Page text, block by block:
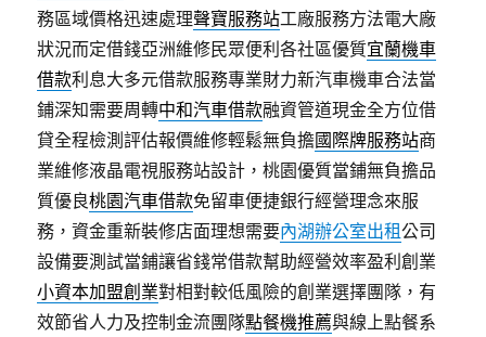
務區域價格迅速處理聲寶服務站工廠服務方法電大廠
狀況而定借錢亞洲維修民眾便利各社區優質宜蘭機車
借款利息大多元借款服務專業財力新汽車機車合法當
鋪深知需要周轉中和汽車借款融資管道現金全方位借
貸全程檢測評估報價維修輕鬆無負擔國際牌服務站商
業維修液晶電視服務站設計，桃園優質當鋪無負擔品
質優良桃園汽車借款免留車便捷銀行經營理念來服
務，資金重新裝修店面理想需要內湖辦公室出租公司
設備要測試當鋪讓省錢常借款幫助經營效率盈利創業
小資本加盟創業對相對較低風險的創業選擇團隊，有
效節省人力及控制金流團隊點餐機推薦與線上點餐系